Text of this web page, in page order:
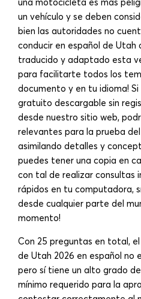
un vehículo y se deben
bien las autoridades no
conducir en español de Utah
traducido y adaptado esta
para facilitarte todos los
documento y en tu idioma!
gratuito descargable sin
desde nuestro sitio web,
relevantes para la prueba
asimilando detalles y
puedes tener una copia en
con tal de realizar consultas
rápidos en tu computadora,
desde cualquier parte del
momento!
Con 25 preguntas en total,
de Utah 2026 en español no
pero sí tiene un alto grado
mínimo requerido para la